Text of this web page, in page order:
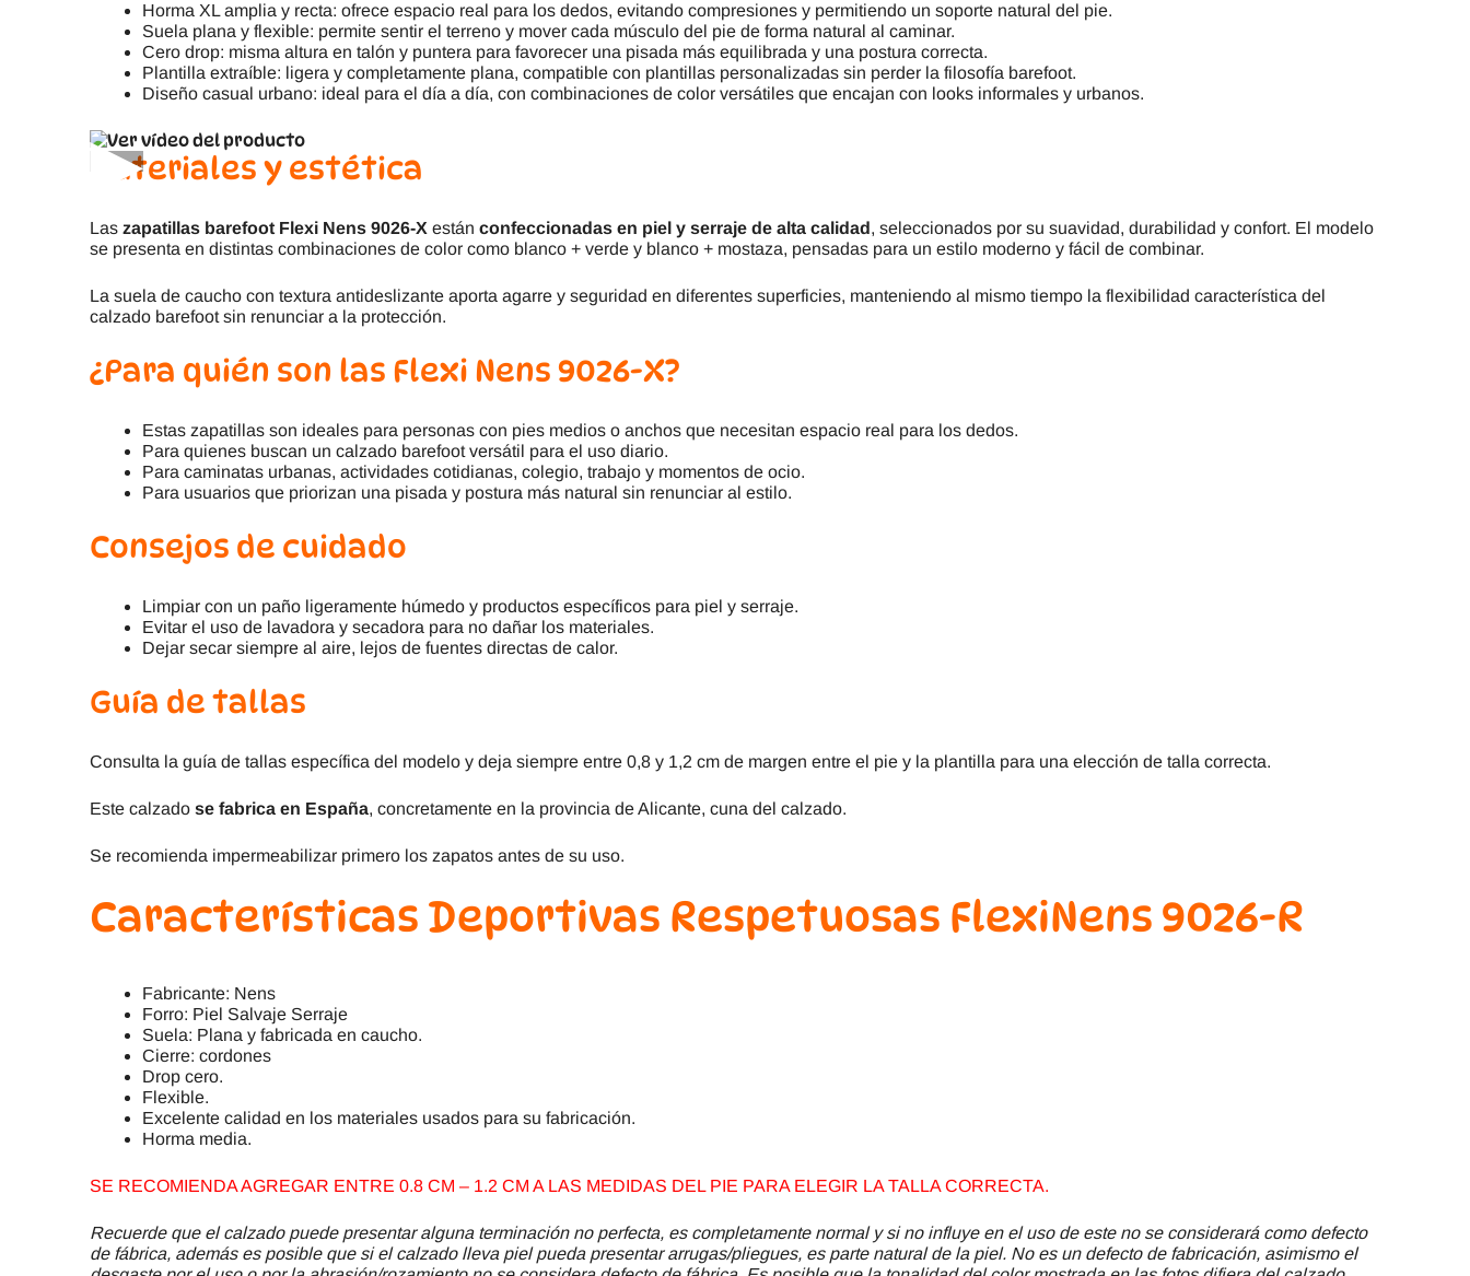
Horma XL amplia y recta: ofrece espacio real para los dedos, evitando compresiones y permitiendo un soporte natural del pie.
Suela plana y flexible: permite sentir el terreno y mover cada músculo del pie de forma natural al caminar.
Cero drop: misma altura en talón y puntera para favorecer una pisada más equilibrada y una postura correcta.
Plantilla extraíble: ligera y completamente plana, compatible con plantillas personalizadas sin perder la filosofía barefoot.
Diseño casual urbano: ideal para el día a día, con combinaciones de color versátiles que encajan con looks informales y urbanos.
▶
Materiales y estética
Las zapatillas barefoot Flexi Nens 9026-X están confeccionadas en piel y serraje de alta calidad, seleccionados por su suavidad, durabilidad y confort. El modelo
se presenta en distintas combinaciones de color como blanco + verde y blanco + mostaza, pensadas para un estilo moderno y fácil de combinar.
La suela de caucho con textura antideslizante aporta agarre y seguridad en diferentes superficies, manteniendo al mismo tiempo la flexibilidad característica del
calzado barefoot sin renunciar a la protección.
¿Para quién son las Flexi Nens 9026-X?
Estas zapatillas son ideales para personas con pies medios o anchos que necesitan espacio real para los dedos.
Para quienes buscan un calzado barefoot versátil para el uso diario.
Para caminatas urbanas, actividades cotidianas, colegio, trabajo y momentos de ocio.
Para usuarios que priorizan una pisada y postura más natural sin renunciar al estilo.
Consejos de cuidado
Limpiar con un paño ligeramente húmedo y productos específicos para piel y serraje.
Evitar el uso de lavadora y secadora para no dañar los materiales.
Dejar secar siempre al aire, lejos de fuentes directas de calor.
Guía de tallas
Consulta la guía de tallas específica del modelo y deja siempre entre 0,8 y 1,2 cm de margen entre el pie y la plantilla para una elección de talla correcta.
Este calzado se fabrica en España, concretamente en la provincia de Alicante, cuna del calzado.
Se recomienda impermeabilizar primero los zapatos antes de su uso.
Características Deportivas Respetuosas FlexiNens 9026-R
Fabricante: Nens
Forro: Piel Salvaje Serraje
Suela: Plana y fabricada en caucho.
Cierre: cordones
Drop cero.
Flexible.
Excelente calidad en los materiales usados para su fabricación.
Horma media.
SE RECOMIENDA AGREGAR ENTRE 0.8 CM – 1.2 CM A LAS MEDIDAS DEL PIE PARA ELEGIR LA TALLA CORRECTA.
Recuerde que el calzado puede presentar alguna terminación no perfecta, es completamente normal y si no influye en el uso de este no se considerará como defecto
de fábrica, además es posible que si el calzado lleva piel pueda presentar arrugas/pliegues, es parte natural de la piel. No es un defecto de fabricación, asimismo el